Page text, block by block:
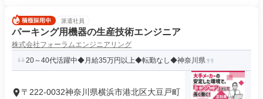
派遣社員
パーキング用機器の生産技術エンジニア
株式会社フォーラムエンジニアリング
20～40代活躍中◆月給35万円以上◆転勤なし◆神奈川県
〒222-0032神奈川県横浜市港北区大豆戸町